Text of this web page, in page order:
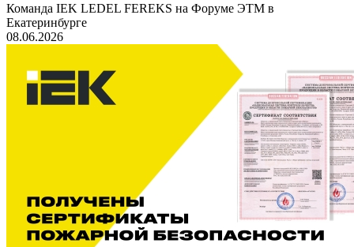
Команда IEK LEDEL FEREKS на Форуме ЭТМ в
Екатеринбурге
08.06.2026